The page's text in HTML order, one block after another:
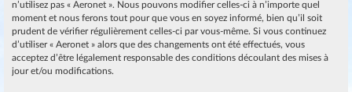
n’utilisez pas « Aeronet ». Nous pouvons modifier celles-ci à n’importe quel
moment et nous ferons tout pour que vous en soyez informé, bien qu’il soit
prudent de vérifier régulièrement celles-ci par vous-même. Si vous continuez
d’utiliser « Aeronet » alors que des changements ont été effectués, vous
acceptez d’être légalement responsable des conditions découlant des mises à
jour et/ou modifications.